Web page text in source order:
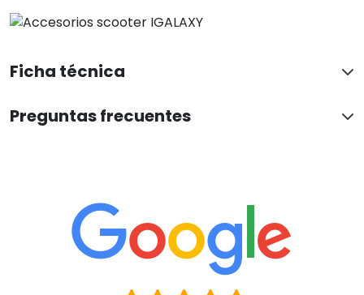
Ficha técnica
Preguntas frecuentes